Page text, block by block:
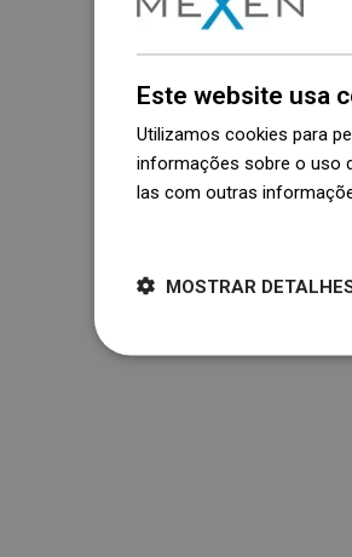
Este website usa
Utilizamos cookies para
informações sobre o uso
las com outras
MOSTRAR